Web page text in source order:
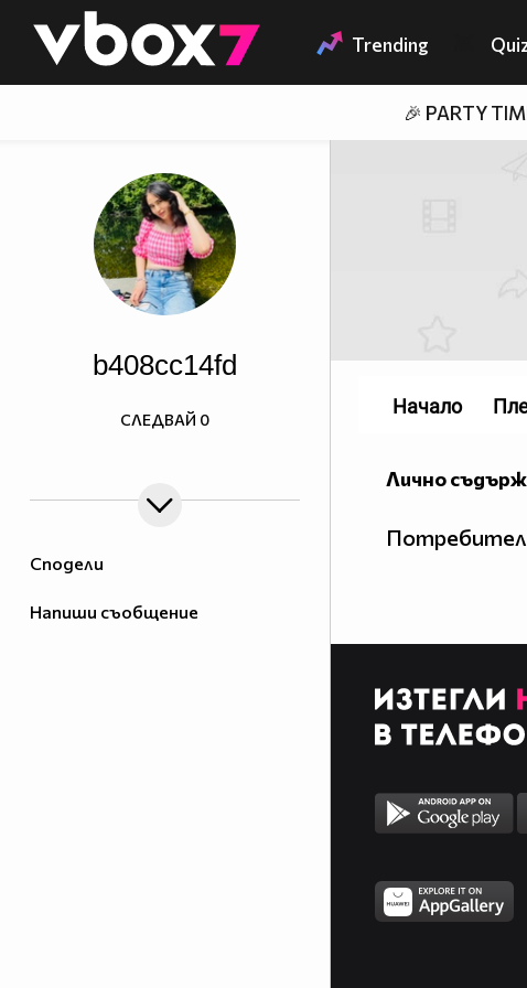
👾 Trending
🎉 PARTY
Сподели
Напиши съобщение
b408cc14fd
СЛЕДВАЙ 0
Лично
Начало